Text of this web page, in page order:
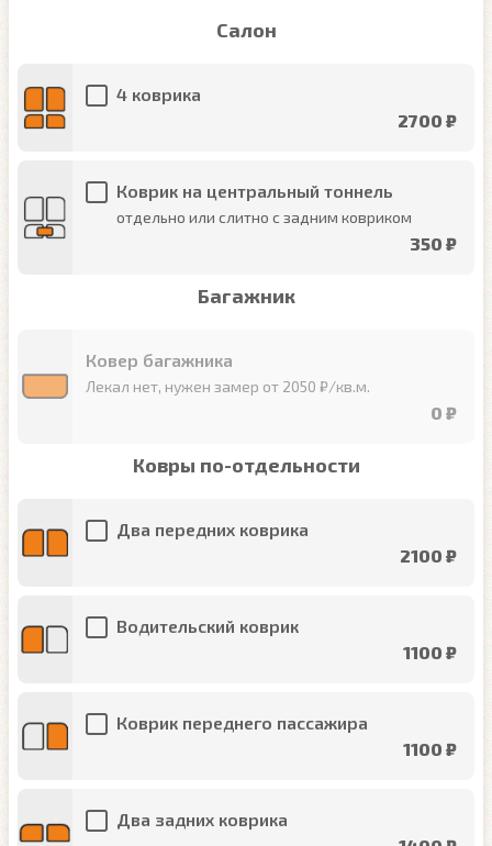
Салон
4 коврика
2700 ₽
Коврик на центральный тоннель
отдельно или слитно с задним ковриком
350 ₽
Багажник
Ковер багажника
Лекал нет, нужен замер от 2050 ₽/кв.м.
0 ₽
Ковры по-отдельности
Два передних коврика
2100 ₽
Водительский коврик
1100 ₽
Коврик переднего пассажира
1100 ₽
Два задних коврика